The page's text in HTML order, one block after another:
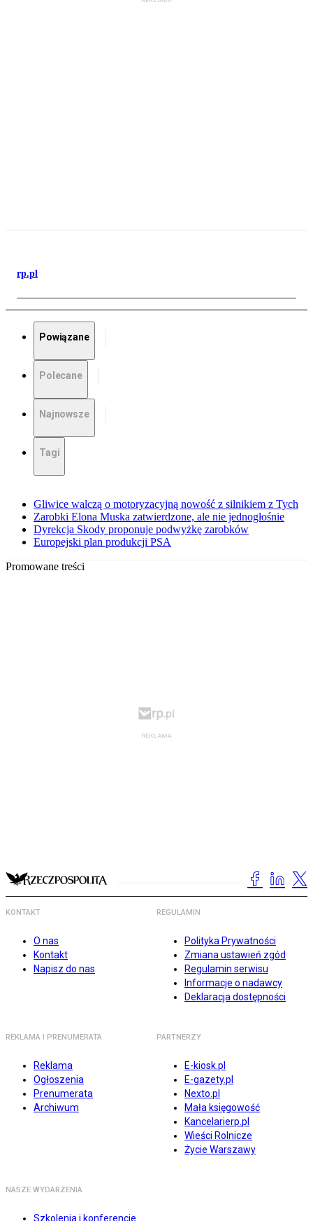
rp.pl
Powiązane
Polecane
Najnowsze
Tagi
Gliwice walczą o motoryzacyjną nowość z silnikiem z Tych
Zarobki Elona Muska zatwierdzone, ale nie jednogłośnie
Dyrekcja Skody proponuje podwyżkę zarobków
Europejski plan produkcji PSA
Promowane treści
KONTAKT
O nas
Kontakt
Napisz do nas
REGULAMIN
Polityka Prywatności
Zmiana ustawień zgód
Regulamin serwisu
Informacje o nadawcy
Deklaracja dostępności
REKLAMA I PRENUMERATA
Reklama
Ogłoszenia
Prenumerata
Archiwum
PARTNERZY
E-kiosk.pl
E-gazety.pl
Nexto.pl
Mała księgowość
Kancelarierp.pl
Wieści Rolnicze
Życie Warszawy
NASZE WYDARZENIA
Szkolenia i konferencje